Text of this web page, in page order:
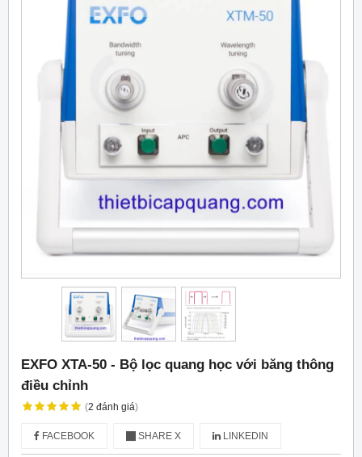
EXFO XTA-50 - Bộ lọc quang học với băng thông
điều chỉnh
(2 đánh giá)
FACEBOOK SHARE X LINKEDIN